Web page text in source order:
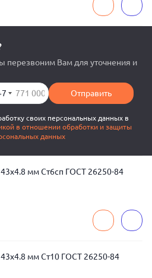
перезвоним Вам для уточнения и
Отправить
своих персональных данных в
в отношении обработки и защиты
данных
мм Ст6сп ГОСТ 26250-84
мм Ст10 ГОСТ 26250-84